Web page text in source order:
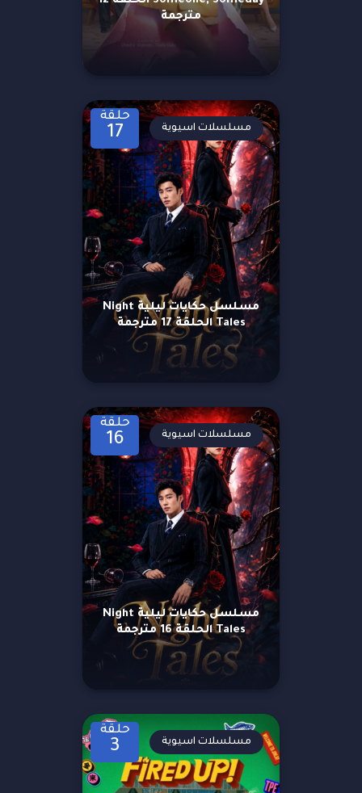
مترجمة
حلقة
17
مسلسل حكايات ليلية Night
Tales الحلقة 17 مترجمة
مسلسلات اسيوية
حلقة
16
مسلسل حكايات ليلية Night
Tales الحلقة 16 مترجمة
مسلسلات اسيوية
حلقة
3 مسلسلات اسيوية